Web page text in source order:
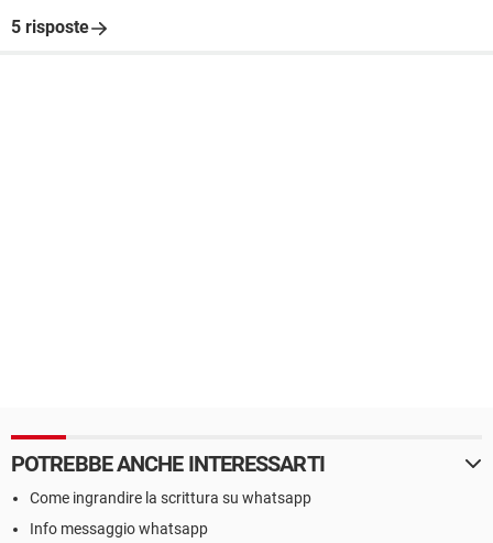
5 risposte
POTREBBE ANCHE INTERESSARTI
Come ingrandire la scrittura su whatsapp
Info messaggio whatsapp